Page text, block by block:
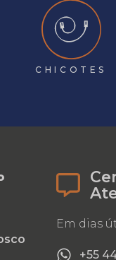
CHICOTES
Em dias
+55